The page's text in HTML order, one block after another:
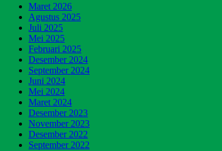
Maret 2026
Agustus 2025
Juli 2025
Mei 2025
Februari 2025
Desember 2024
September 2024
Juni 2024
Mei 2024
Maret 2024
Desember 2023
November 2023
Desember 2022
September 2022